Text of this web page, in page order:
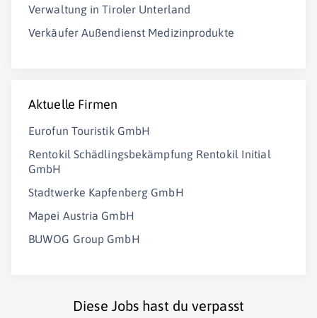
Verwaltung in Tiroler Unterland
Verkäufer Außendienst Medizinprodukte
Aktuelle Firmen
Eurofun Touristik GmbH
Rentokil Schädlingsbekämpfung Rentokil Initial
GmbH
Stadtwerke Kapfenberg GmbH
Mapei Austria GmbH
BUWOG Group GmbH
Diese Jobs hast du verpasst